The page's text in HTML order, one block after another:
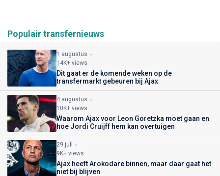
Populair transfernieuws
1 augustus
14K+ views
Dit gaat er de komende weken op de
transfermarkt gebeuren bij Ajax
4 augustus
10K+ views
Waarom Ajax voor Leon Goretzka moet gaan en
hoe Jordi Cruijff hem kan overtuigen
29 juli
9K+ views
Ajax heeft Arokodare binnen, maar daar gaat het
niet bij blijven